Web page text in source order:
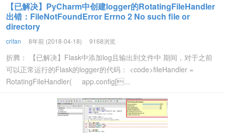
【已解决】PyCharm中创建logger的RotatingFileHandler
出错：FileNotFoundError Errno 2 No such file or
directory
crifan 8年前 (2018-04-18) 9168浏览
折腾： 【已解决】Flask中添加log且输出到文件中 期间，对于之前
可以正常运行的Flask的logger的代码： <code>fileHandler =
RotatingFileHandler( app.config[...